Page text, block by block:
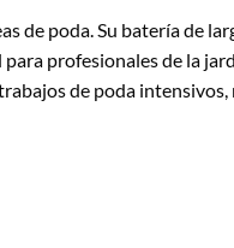
de poda. Su batería de
profesionales de la
de poda